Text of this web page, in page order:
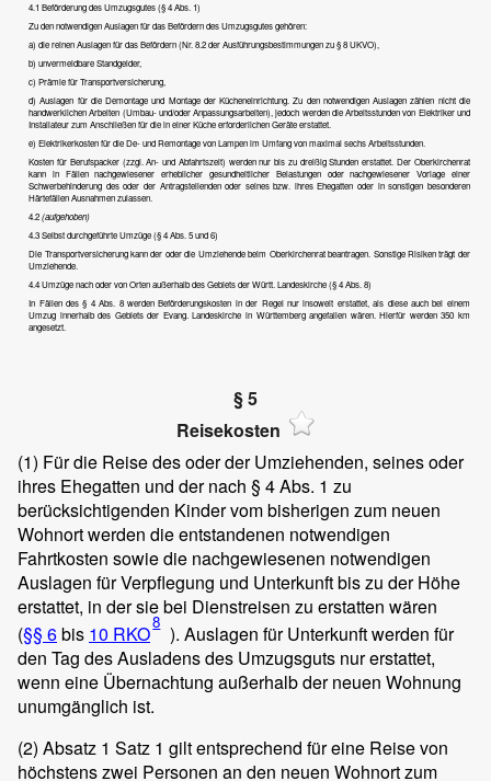
4.1 Beförderung des Umzugsgutes (§ 4 Abs. 1)
Zu den notwendigen Auslagen für das Befördern des Umzugsgutes gehören:
a) die reinen Auslagen für das Befördern (Nr. 8.2 der Ausführungsbestimmungen zu § 8 UKVO),
b) unvermeidbare Standgelder,
c) Prämie für Transportversicherung,
d) Auslagen für die Demontage und Montage der Kücheneinrichtung. Zu den notwendigen Auslagen zählen nicht die
handwerklichen Arbeiten (Umbau- und/oder Anpassungsarbeiten), jedoch werden die Arbeitsstunden von Elektriker und
Installateur zum Anschließen für die in einer Küche erforderlichen Geräte erstattet.
e) Elektrikerkosten für die De- und Remontage von Lampen im Umfang von maximal sechs Arbeitsstunden.
Kosten für Berufspacker (zzgl. An- und Abfahrtszeit) werden nur bis zu dreißig Stunden erstattet. Der Oberkirchenrat
kann in Fällen nachgewiesener erheblicher gesundheitlicher Belastungen oder nachgewiesener Vorlage einer
Schwerbehinderung des oder der Antragstellenden oder seines bzw. ihres Ehegatten oder in sonstigen besonderen
Härtefällen Ausnahmen zulassen.
4.2(aufgehoben)
4.3 Selbst durchgeführte Umzüge (§ 4 Abs. 5 und 6)
Die Transportversicherung kann der oder die Umziehende beim Oberkirchenrat beantragen. Sonstige Risiken trägt der
Umziehende.
4.4 Umzüge nach oder von Orten außerhalb des Gebiets der Württ. Landeskirche (§ 4 Abs. 8)
In Fällen des § 4 Abs. 8 werden Beförderungskosten in der Regel nur insoweit erstattet, als diese auch bei einem
Umzug innerhalb des Gebiets der Evang. Landeskirche in Württemberg angefallen wären. Hierfür werden 350 km
angesetzt.
§ 5
Reisekosten
(1) Für die Reise des oder der Umziehenden, seines oder
ihres Ehegatten und der nach § 4 Abs. 1 zu
berücksichtigenden Kinder vom bisherigen zum neuen
Wohnort werden die entstandenen notwendigen
Fahrtkosten sowie die nachgewiesenen notwendigen
Auslagen für Verpflegung und Unterkunft bis zu der Höhe
erstattet, in der sie bei Dienstreisen zu erstatten wären
(§§ 6bis 10 RKO8 ). Auslagen für Unterkunft werden für
den Tag des Ausladens des Umzugsguts nur erstattet,
wenn eine Übernachtung außerhalb der neuen Wohnung
unumgänglich ist.
(2) Absatz 1 Satz 1 gilt entsprechend für eine Reise von
höchstens zwei Personen an den neuen Wohnort zum